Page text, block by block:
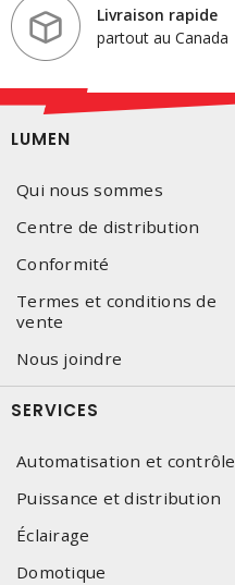
Livraison rapide
partout au Canada
LUMEN
Qui nous sommes
Centre de distribution
Conformité
Termes et conditions de
vente
Nous joindre
SERVICES
Automatisation et contrôle
Puissance et distribution
Éclairage
Domotique